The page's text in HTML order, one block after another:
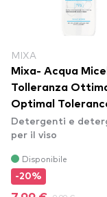
MIXA
Mixa- Acqua
Tolleranza
Optimal
Micellar Water
Detergenti e
per il viso
Disponibile
-20%